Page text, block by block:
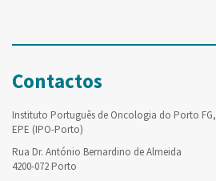
Contactos
Instituto Português de Oncologia do Porto FG,
EPE (IPO-Porto)
Rua Dr. António Bernardino de Almeida
4200-072 Porto